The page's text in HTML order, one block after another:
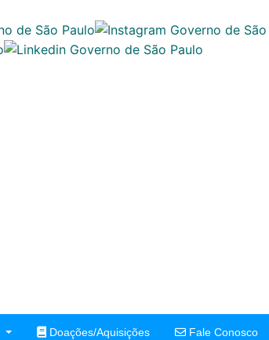
Doações/Aquisições Fale Conosco